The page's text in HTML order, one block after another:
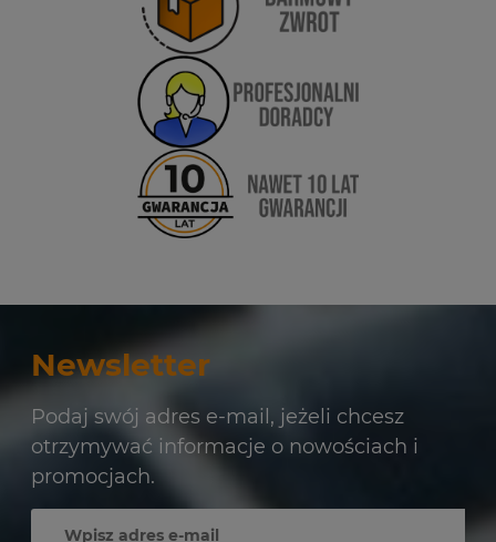
Newsletter
Podaj swój adres e-mail, jeżeli chcesz
otrzymywać informacje o nowościach i
promocjach.